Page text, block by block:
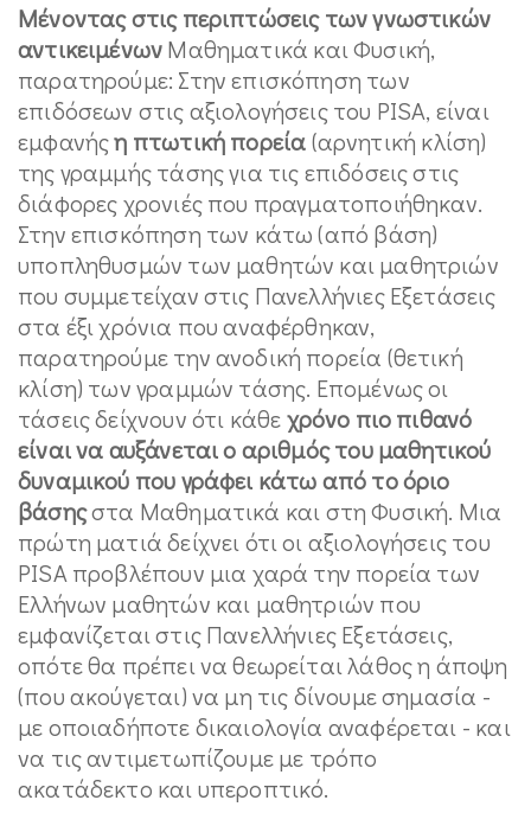
Μένοντας στις περιπτώσεις των γνωστικών
αντικειμένωνΜαθηματικά και Φυσική,
παρατηρούμε: Στην επισκόπηση των
επιδόσεων στις αξιολογήσεις του PISA, είναι
εμφανήςη πτωτική πορεία(αρνητική κλίση)
της γραμμής τάσης για τις επιδόσεις στις
διάφορες χρονιές που πραγματοποιήθηκαν.
Στην επισκόπηση των κάτω (από βάση)
υποπληθυσμών των μαθητών και μαθητριών
που συμμετείχαν στις Πανελλήνιες Εξετάσεις
στα έξι χρόνια που αναφέρθηκαν,
παρατηρούμε την ανοδική πορεία (θετική
κλίση) των γραμμών τάσης. Επομένως οι
τάσεις δείχνουν ότι κάθεχρόνο πιο πιθανό
είναι να αυξάνεται ο αριθμός του μαθητικού
δυναμικού που γράφει κάτω από το όριο
βάσηςστα Μαθηματικά και στη Φυσική. Μια
πρώτη ματιά δείχνει ότι οι αξιολογήσεις του
PISA προβλέπουν μια χαρά την πορεία των
Ελλήνων μαθητών και μαθητριών που
εμφανίζεται στις Πανελλήνιες Εξετάσεις,
οπότε θα πρέπει να θεωρείται λάθος η άποψη
(που ακούγεται) να μη τις δίνουμε σημασία -
με οποιαδήποτε δικαιολογία αναφέρεται - και
να τις αντιμετωπίζουμε με τρόπο
ακατάδεκτο και υπεροπτικό.